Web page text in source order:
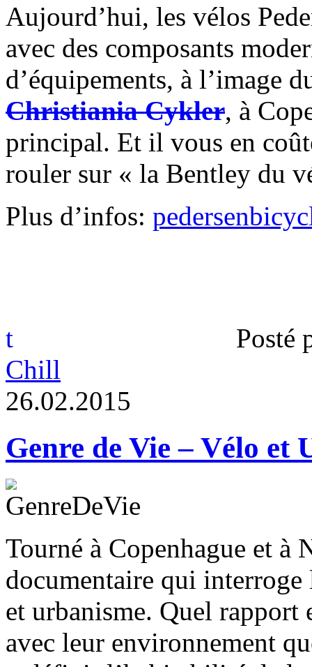
Aujourd’hui, les vélos
avec des composants
d’équipements, à l’image
Christiania Cykler, à
principal. Et il vous en
rouler sur « la Bentley du
Plus d’infos:
t
Posté
Chill
26.02.2015
Genre de Vie – Vélo et
Tourné à Copenhague et à
documentaire qui
et urbanisme. Quel rapport
avec leur environnement